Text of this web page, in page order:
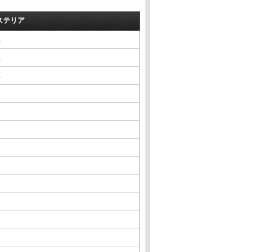
テリア